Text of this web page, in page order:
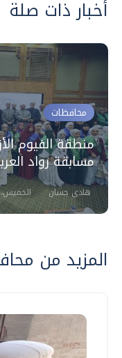
أخبار ذات صلة
محافظات
منطقة الفيوم
مسابقة رواد
هادي حسان الخميس، 23 يوليو 2026
المزيد من